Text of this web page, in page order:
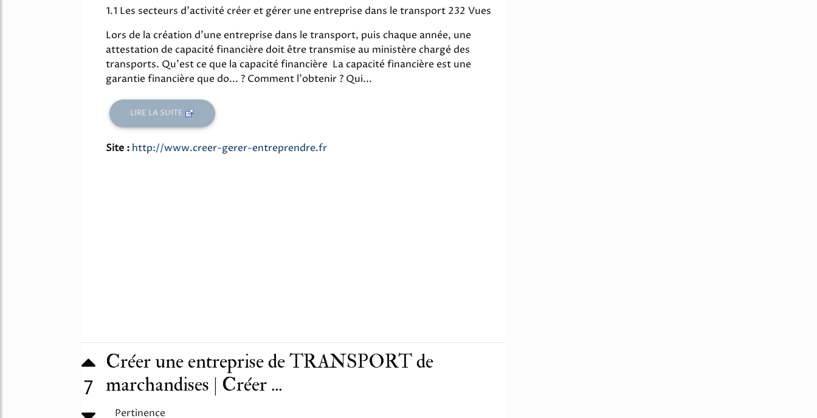
1.1 Les secteurs d'activité créer et gérer une entreprise dans le transport 232 Vues
Lors de la création d'une entreprise dans le transport, puis chaque année, une
attestation de capacité financière doit être transmise au ministère chargé des
transports. Qu'est ce que la capacité financière La capacité financière est une
garantie financière que do... ? Comment l'obtenir ? Qui...
LIRE LA SUITE
Site : http://www.creer-gerer-entreprendre.fr
7
Créer une entreprise de TRANSPORT de
marchandises | Créer ...
Pertinence